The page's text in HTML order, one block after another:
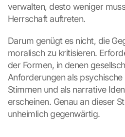
verwalten, desto weniger
Herrschaft auftreten.
Darum genügt es nicht, die
moralisch zu kritisieren.
der Formen, in denen
Anforderungen als
Stimmen und als narrative
erscheinen. Genau an dieser
unheimlich gegenwärtig.
L
o
G
o
o
g
e
a